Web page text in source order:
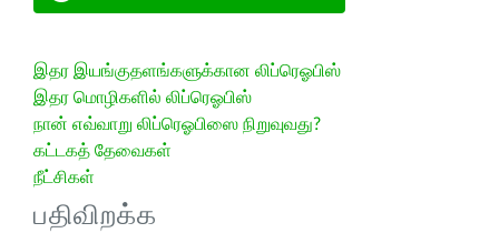
இதர இயங்குதளங்களுக்கான லிப்ரெஓபிஸ்
இதர மொழிகளில் லிப்ரெஓபிஸ்
நான் எவ்வாறு லிப்ரெஓபிஸை நிறுவுவது?
கட்டகத் தேவைகள்
நீட்சிகள்
பதிவிறக்க